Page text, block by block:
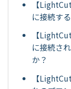
【
に接続す
【
に接続さ
か？
【